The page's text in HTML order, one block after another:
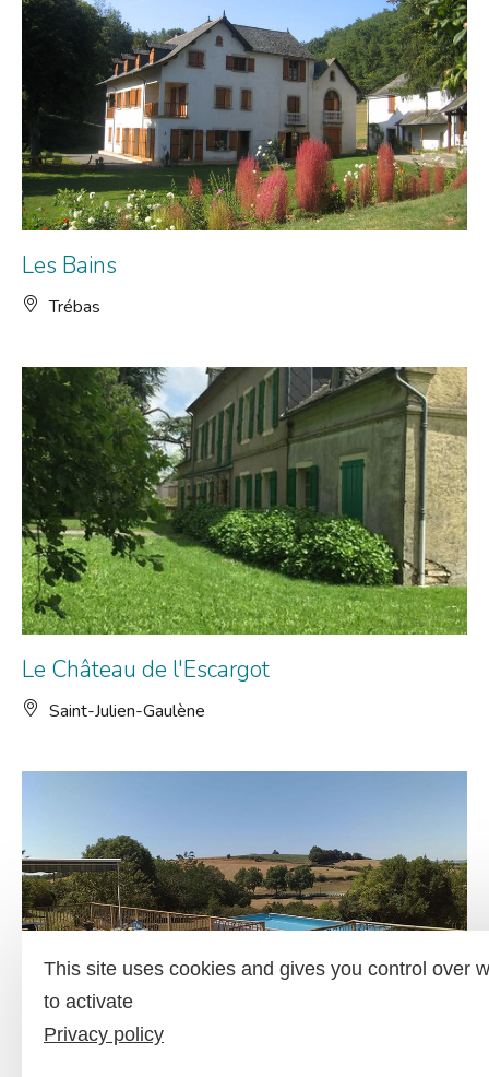
Les Bains
Trébas
Le Château de l'Escargot
Saint-Julien-Gaulène
This site uses cookies and gives you control over
to activate
Privacy policy